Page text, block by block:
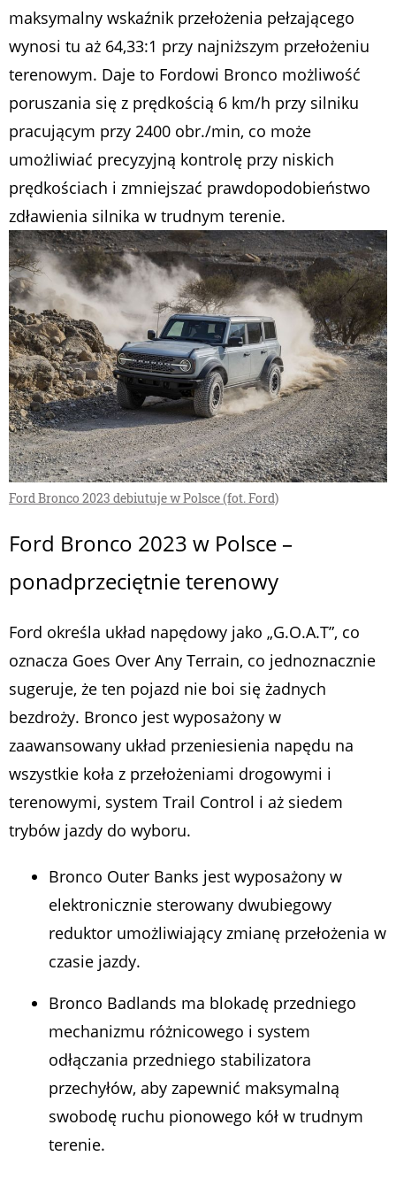
maksymalny wskaźnik przełożenia pełzającego
wynosi tu aż 64,33:1 przy najniższym przełożeniu
terenowym. Daje to Fordowi Bronco możliwość
poruszania się z prędkością 6 km/h przy silniku
pracującym przy 2400 obr./min, co może
umożliwiać precyzyjną kontrolę przy niskich
prędkościach i zmniejszać prawdopodobieństwo
zdławienia silnika w trudnym terenie.
Ford Bronco 2023 debiutuje w Polsce (fot. Ford)
Ford Bronco 2023 w Polsce –
ponadprzeciętnie terenowy
Ford określa układ napędowy jako „G.O.A.T”, co
oznacza Goes Over Any Terrain, co jednoznacznie
sugeruje, że ten pojazd nie boi się żadnych
bezdroży. Bronco jest wyposażony w
zaawansowany układ przeniesienia napędu na
wszystkie koła z przełożeniami drogowymi i
terenowymi, system Trail Control i aż siedem
trybów jazdy do wyboru.
Bronco Outer Banks jest wyposażony w
elektronicznie sterowany dwubiegowy
reduktor umożliwiający zmianę przełożenia w
czasie jazdy.
Bronco Badlands ma blokadę przedniego
mechanizmu różnicowego i system
odłączania przedniego stabilizatora
przechyłów, aby zapewnić maksymalną
swobodę ruchu pionowego kół w trudnym
terenie.